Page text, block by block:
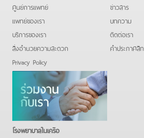
ศูนย์การแพทย์
แพทย์ของเรา
บริการของเรา
สิ่งอำนวยความสะดวก
Privacy Policy
ข่าวสาร
บทความ
ติดต่อเรา
คําประกาศ
โรงพยาบาลในเครือ